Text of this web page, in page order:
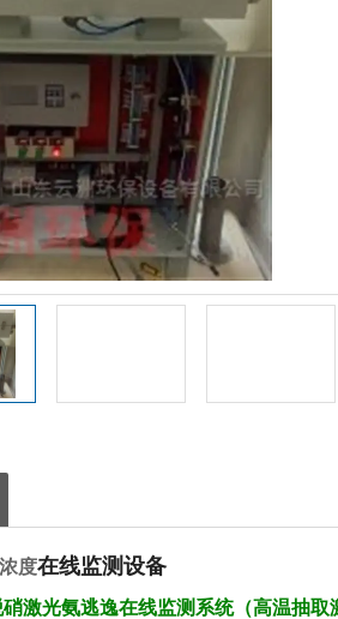
度在线监测设备
硝激光氨逃逸在线监测系统（高温抽取